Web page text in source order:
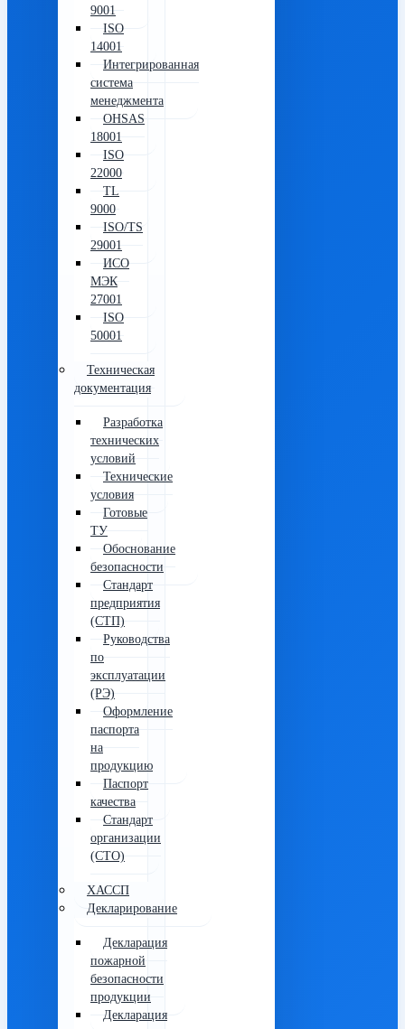
9001
ISO
14001
Интегрированная
система
менеджмента
OHSAS
18001
ISO
22000
TL
9000
ISO/TS
29001
ИСО
МЭК
27001
ISO
50001
Техническая
документация
Разработка
технических
условий
Технические
условия
Готовые
ТУ
Обоснование
безопасности
Стандарт
предприятия
(СТП)
Руководства
по
эксплуатации
(РЭ)
Оформление
паспорта
на
продукцию
Паспорт
качества
Стандарт
организации
(СТО)
ХАССП
Декларирование
Декларация
пожарной
безопасности
продукции
Декларация